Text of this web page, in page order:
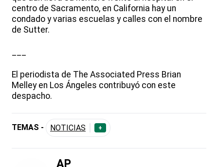
centro de Sacramento, en California hay un
condado y varias escuelas y calles con el nombre
de Sutter.
___
El periodista de The Associated Press Brian
Melley en Los Ángeles contribuyó con este
despacho.
TEMAS - NOTICIAS +
AP